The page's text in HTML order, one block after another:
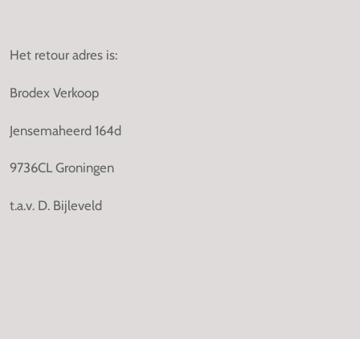
Het retour adres is:
Brodex Verkoop
Jensemaheerd 164d
9736CL Groningen
t.a.v. D. Bijleveld